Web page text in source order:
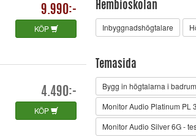
9.990:-
KÖP
4.490:-
KÖP
Hembioskolan
Inbyggnadshögtalare
Temasida
Bygg in högtalarna i
Monitor Audio Platinum PL
Monitor Audio Silver 6G -